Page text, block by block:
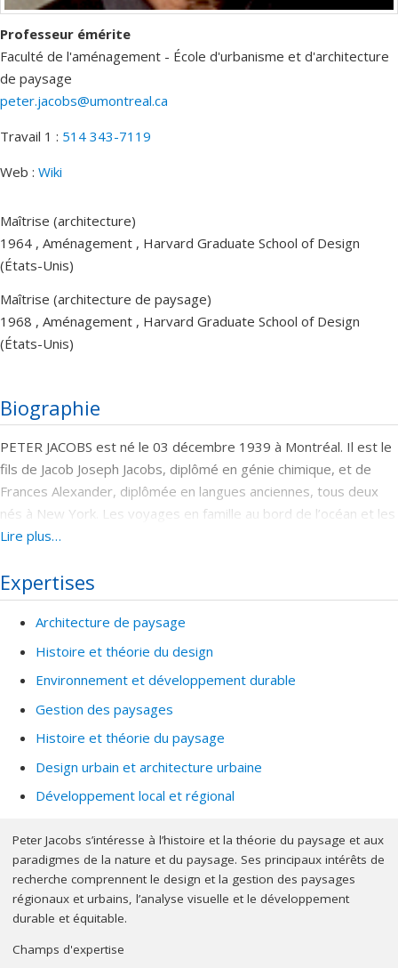
Professeur émérite
Faculté de l'aménagement - École d'urbanisme et d'architecture
de paysage
peter.jacobs@umontreal.ca
Travail 1 : 514 343-7119
Web : Wiki
Maîtrise (architecture)
1964 , Aménagement , Harvard Graduate School of Design
(États-Unis)
Maîtrise (architecture de paysage)
1968 , Aménagement , Harvard Graduate School of Design
(États-Unis)
Biographie
PETER JACOBS est né le 03 décembre 1939 à Montréal. Il est le
fils de Jacob Joseph Jacobs, diplômé en génie chimique, et de
Frances Alexander, diplômée en langues anciennes, tous deux
nés à New York. Les voyages en famille au bord de l’océan et les
étés passés dans la forêt boréale ont développé son intérêt
convivialité de Montréal l’ont sensibilisé aux charmes de l’urbain.
Sa conjointe, Ellen Vineberg Jacobs, est Professeure Éméritat
Distinguée de Concordia University à Montréal.
Jacobs est professeur à l'École d'architecture de paysage de la
Faculté de l'aménagement de l'Université de Montréal. Il a agi
comme professeur invité au Graduate School of Design, Harvard
Nord, l'Europe et l'Amérique latine. Il a reçu le prix A.H.
Tammsaare pour l'environnement, le "Prix du président" de la
Société canadienne des architectes paysagistes, le prix
Québec, et la médaille commémorative du Gouverneur Général à
l'occasion du 125e anniversaire de la Confédération du Canada.
Suite à sa pratique en architecture, il s’est concentré sur la
planification du paysage et le design urbain.
architectes paysagistes (AAPC), Fellow de l'American Society of
Lire plus…
Expertises
Architecture de paysage
Histoire et théorie du design
Environnement et développement durable
Gestion des paysages
Histoire et théorie du paysage
Design urbain et architecture urbaine
Développement local et régional
Peter Jacobs s’intéresse à l’histoire et la théorie du paysage et aux
paradigmes de la nature et du paysage. Ses principaux intérêts de
recherche comprennent le design et la gestion des paysages
régionaux et urbains, l’analyse visuelle et le développement
durable et équitable.
Champs d'expertise